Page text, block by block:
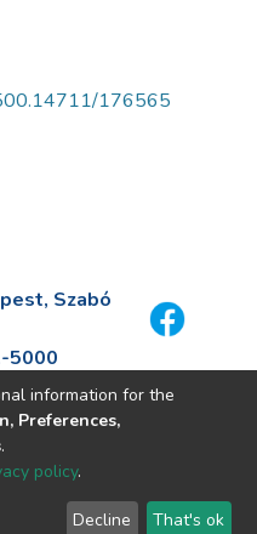
176565
Szabó
5000
information for the
Preferences,
.
policy.
Decline That's ok